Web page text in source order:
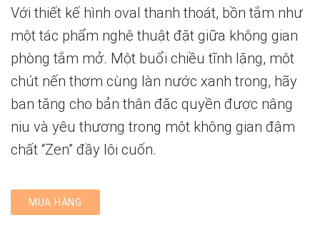
Với thiết kế hình oval thanh thoát, bồn tắm như
một tác phẩm nghệ thuật đặt giữa không gian
phòng tắm mở. Một buổi chiều tĩnh lặng, một
chút nến thơm cùng làn nước xanh trong, hãy
ban tặng cho bản thân đặc quyền được nâng
niu và yêu thương trong một không gian đậm
chất “Zen” đầy lôi cuốn.
MUA HÀNG